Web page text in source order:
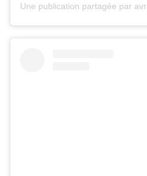
Une publication partagée par